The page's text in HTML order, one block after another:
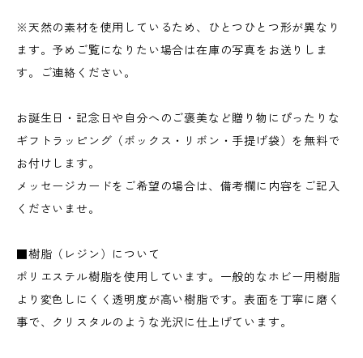
※天然の素材を使用しているため、ひとつひとつ形が異なり
ます。予めご覧になりたい場合は在庫の写真をお送りしま
す。ご連絡ください。
お誕生日・記念日や自分へのご褒美など贈り物にぴったりな
ギフトラッピング（ボックス・リボン・手提げ袋）を無料で
お付けします。
メッセージカードをご希望の場合は、備考欄に内容をご記入
くださいませ。
■樹脂（レジン）について
ポリエステル樹脂を使用しています。一般的なホビー用樹脂
より変色しにくく透明度が高い樹脂です。表面を丁寧に磨く
事で、クリスタルのような光沢に仕上げています。